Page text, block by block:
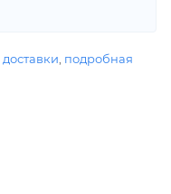
доставки подробная